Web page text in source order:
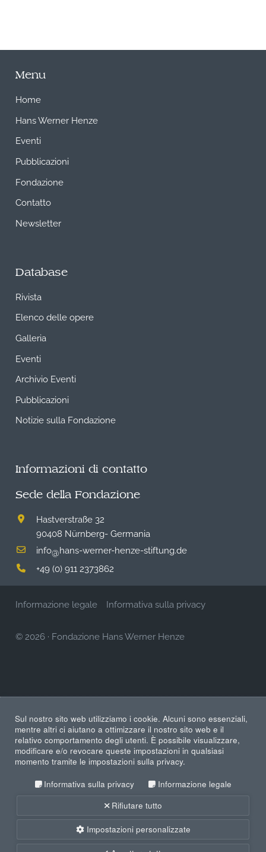
Menu
Home
Hans Werner Henze
Eventi
Pubblicazioni
Fondazione
Contatto
Newsletter
Database
Rivista
Elenco delle opere
Galleria
Eventi
Archivio Eventi
Pubblicazioni
Notizie sulla Fondazione
Informazioni di contatto
Sede della Fondazione
Hastverstraße 32
90408 Nürnberg- Germania
info@hans-werner-henze-stiftung.de
+49 (0) 911 2373862
Informazione legale Informativa sulla privacy
© 2026 · Fondazione Hans Werner Henze
Sul nostro sito web utilizziamo i cookie. Alcuni sono essenziali,
mentre altri ci aiutano a ottimizzare il nostro sito web e il
relativo comportamento degli utenti. È possibile visualizzare,
modificare e/o revocare queste impostazioni in qualsiasi
momento tramite le impostazioni sulla privacy.
Informativa sulla privacy
Informazione legale
Rifiutare tutto
Impostazioni personalizzate